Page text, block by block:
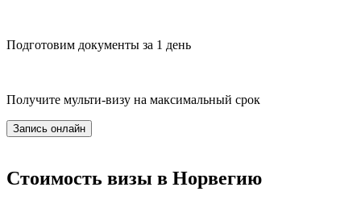
Подготовим документы за 1 день
Получите мульти-визу на максимальный срок
Запись онлайн
Стоимость визы в Норвегию